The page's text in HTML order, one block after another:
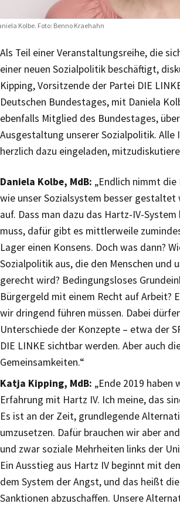
Kolbe. Foto: Benno Kraehahn
Als Teil einer Veranstaltungsreihe, die
einer neuen Sozialpolitik beschäftigt,
Kipping, Vorsitzende der Partei DIE
Deutschen Bundestages, mit Daniela
ebenfalls Mitglied des Bundestages,
Ausgestaltung unserer Sozialpolitik. Alle
herzlich dazu eingeladen,
Daniela Kolbe, MdB: „Endlich nimmt
wie unser Sozialsystem besser gestaltet
auf. Dass man dazu das Hartz-IV-
muss, dafür gibt es mittlerweile
Lager einen Konsens. Doch was dann?
Sozialpolitik aus, die den Menschen und
gerecht wird? Bedingungsloses
Bürgergeld mit einem Recht auf Arbeit?
wir dringend führen müssen. Dabei
Unterschiede der Konzepte – etwa der
DIE LINKE sichtbar werden. Aber auch
Gemeinsamkeiten.“
Katja Kipping, MdB: „Ende 2019 haben
Erfahrung mit Hartz IV. Ich meine, das
Es ist an der Zeit, grundlegende
umzusetzen. Dafür brauchen wir aber
und zwar soziale Mehrheiten links der
Ein Ausstieg aus Hartz IV beginnt mit
dem System der Angst, und das heißt
Sanktionen abzuschaffen. Unsere